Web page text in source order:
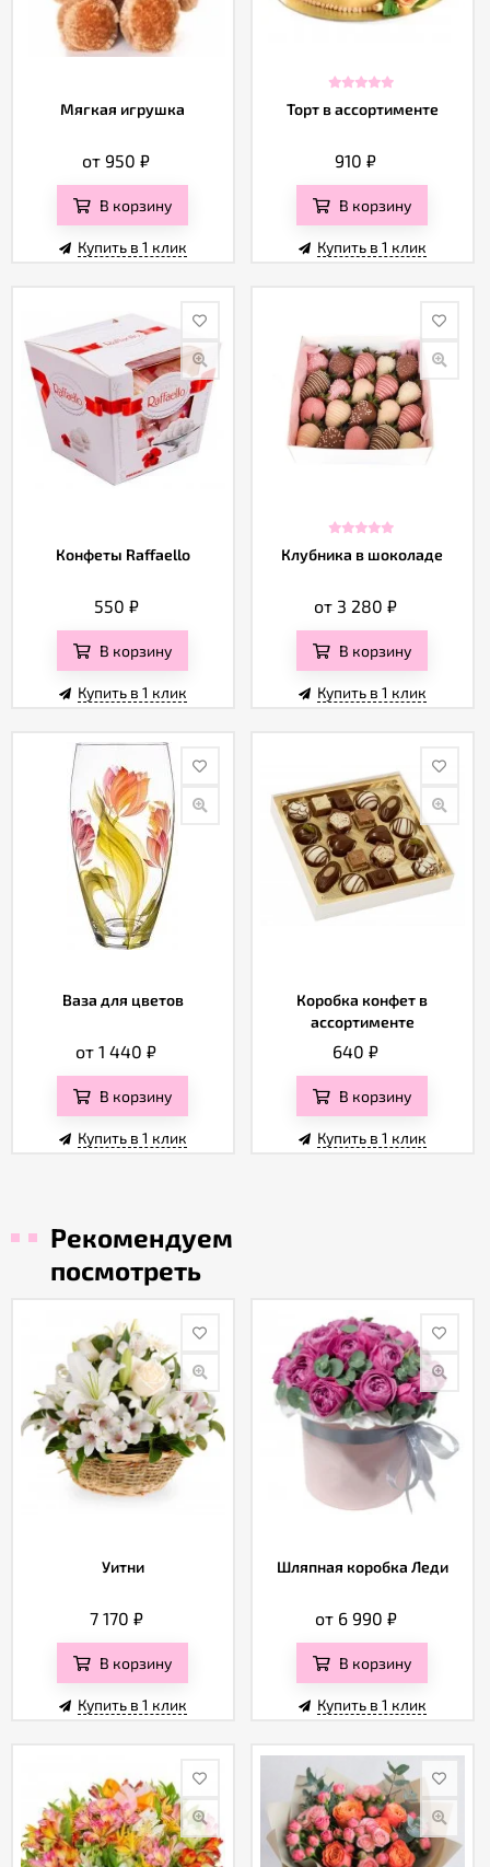
Мягкая игрушка
от 950₽
В корзину
Купить в 1 клик
Торт в ассортименте
910₽
В корзину
Купить в 1 клик
Конфеты Raffaello
550 ₽
В корзину
Купить в 1 клик
Клубника в шоколаде
от 3 280₽
В корзину
Купить в 1 клик
Ваза для цветов
от 1 440₽
В корзину
Купить в 1 клик
Коробка конфет в
ассортименте
640₽
В корзину
Купить в 1 клик
Рекомендуем
посмотреть
Уитни
7 170 ₽
В корзину
Купить в 1 клик
Шляпная коробка Леди
от 6 990 ₽
В корзину
Купить в 1 клик